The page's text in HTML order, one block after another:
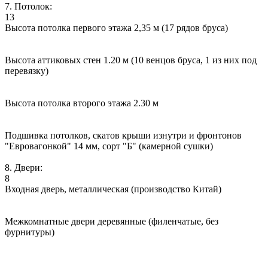
7. Потолок:
13
Высота потолка первого этажа 2,35 м (17 рядов бруса)
Высота аттиковых стен 1.20 м (10 венцов бруса, 1 из них под
перевязку)
Высота потолка второго этажа 2.30 м
Подшивка потолков, скатов крыши изнутри и фронтонов
"Евровагонкой" 14 мм, сорт "Б" (камерной сушки)
8. Двери:
8
Входная дверь, металлическая (производство Китай)
Межкомнатные двери деревянные (филенчатые, без
фурнитуры)